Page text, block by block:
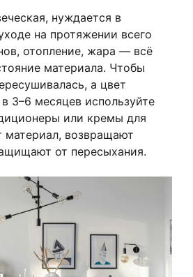
нуждается в
на протяжении всего
отопление, жара — всё
материала. Чтобы
а цвет
3–6 месяцев используйте
или кремы для
возвращают
от пересыхания.